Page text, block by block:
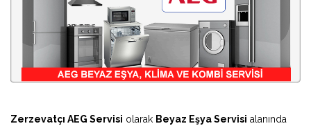
Zerzevatçı AEG Servisi olarak Beyaz Eşya Servisi alanında